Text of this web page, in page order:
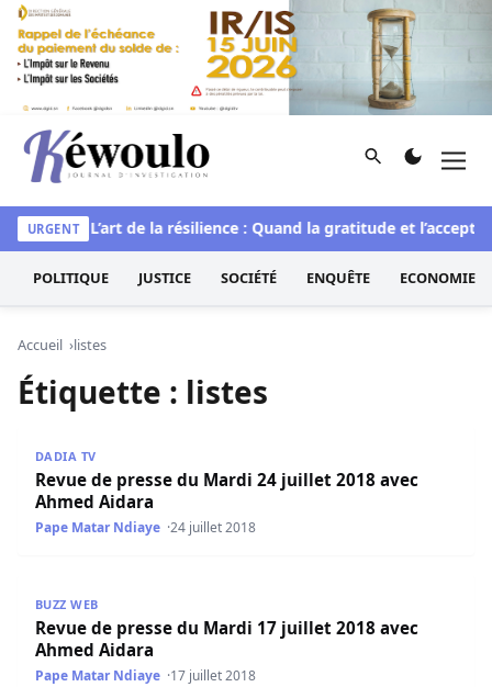
Aller au contenu
Kéwoulo, le premier site d'information et d'investigation
Rechercher
URGENTL’art de la résilience : Quand la gratitude et
POLITIQUE JUSTICE SOCIÉTÉ ENQUÊTE ECONOMIE
Accueil listes
Étiquette : listes
DADIA TV
Revue de presse du Mardi 24 juillet 2018 avec
Ahmed Aidara
Pape Matar Ndiaye 24 juillet 2018
BUZZ WEB
Revue de presse du Mardi 17 juillet 2018 avec
Ahmed Aidara
Pape Matar Ndiaye 17 juillet 2018